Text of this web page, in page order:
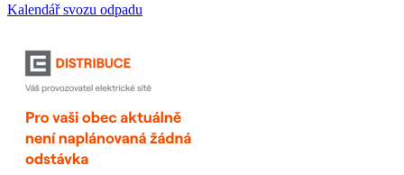
Kalendář svozu odpadu